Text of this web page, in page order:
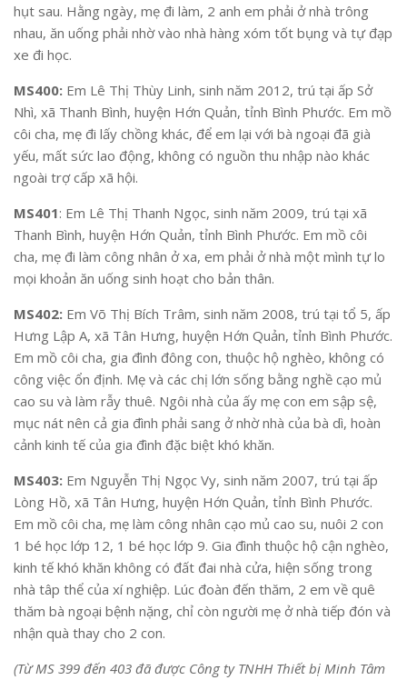
hụt sau. Hằng ngày, mẹ đi làm, 2 anh em phải ở nhà trông
nhau, ăn uống phải nhờ vào nhà hàng xóm tốt bụng và tự đạp
xe đi học.
MS400: Em Lê Thị Thùy Linh, sinh năm 2012, trú tại ấp Sở
Nhì, xã Thanh Bình, huyện Hớn Quản, tỉnh Bình Phước. Em mồ
côi cha, mẹ đi lấy chồng khác, để em lại với bà ngoại đã già
yếu, mất sức lao động, không có nguồn thu nhập nào khác
ngoài trợ cấp xã hội.
MS401: Em Lê Thị Thanh Ngọc, sinh năm 2009, trú tại xã
Thanh Bình, huyện Hớn Quản, tỉnh Bình Phước. Em mồ côi
cha, mẹ đi làm công nhân ở xa, em phải ở nhà một mình tự lo
mọi khoản ăn uống sinh hoạt cho bản thân.
MS402: Em Võ Thị Bích Trâm, sinh năm 2008, trú tại tổ 5, ấp
Hưng Lập A, xã Tân Hưng, huyện Hớn Quản, tỉnh Bình Phước.
Em mồ côi cha, gia đình đông con, thuộc hộ nghèo, không có
công việc ổn định. Mẹ và các chị lớn sống bằng nghề cạo mủ
cao su và làm rẫy thuê. Ngôi nhà của ấy mẹ con em sập sệ,
mục nát nên cả gia đình phải sang ở nhờ nhà của bà dì, hoàn
cảnh kinh tế của gia đình đặc biệt khó khăn.
MS403: Em Nguyễn Thị Ngọc Vy, sinh năm 2007, trú tại ấp
Lòng Hồ, xã Tân Hưng, huyện Hớn Quản, tỉnh Bình Phước.
Em mồ côi cha, mẹ làm công nhân cạo mủ cao su, nuôi 2 con
1 bé học lớp 12, 1 bé học lớp 9. Gia đình thuộc hộ cận nghèo,
kinh tế khó khăn không có đất đai nhà cửa, hiện sống trong
nhà tâp thể của xí nghiệp. Lúc đoàn đến thăm, 2 em về quê
thăm bà ngoại bệnh nặng, chỉ còn người mẹ ở nhà tiếp đón và
nhận quà thay cho 2 con.
(Từ MS 399 đến 403 đã được Công ty TNHH Thiết bị Minh Tâm